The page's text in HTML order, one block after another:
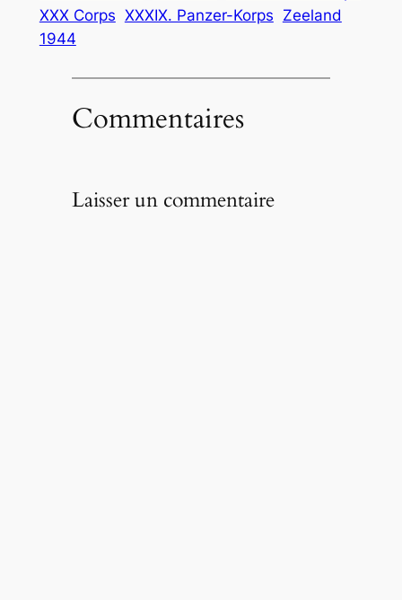
XXX Corps XXXIX. Panzer-Korps Zeeland
1944
Commentaires
Laisser un commentaire